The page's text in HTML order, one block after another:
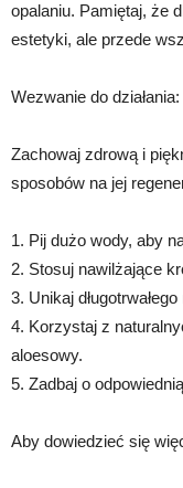
opalaniu. Pamiętaj, że
estetyki, ale przede
Wezwanie do działania:
Zachowaj zdrową i
sposobów na jej
1. Pij dużo wody, aby
2. Stosuj nawilżające
3. Unikaj
4. Korzystaj z
aloesowy.
5. Zadbaj o
Aby dowiedzieć się